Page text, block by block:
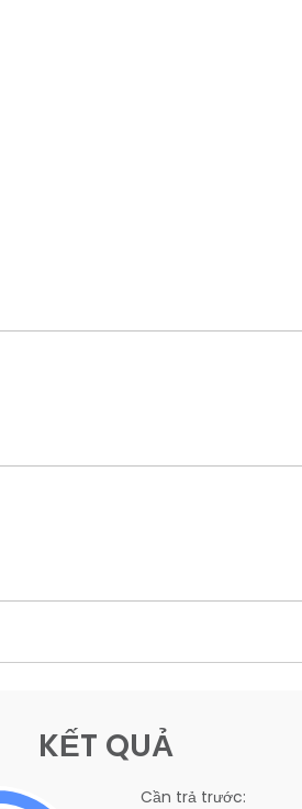
KẾT QUẢ
Cần trả trước: